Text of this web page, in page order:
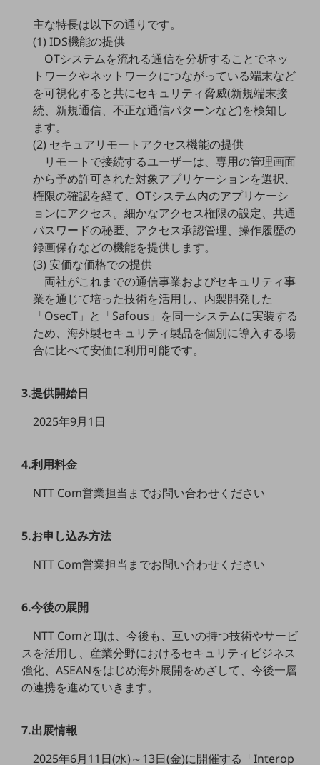
モビリティ
製造・建設業
キーワードで探す
モバイルTOP
法人向けスマホ・携帯に関する、
おすすめの機種、料金やサービスをご紹介
製品TOP
ビジネス向けスマートフォン
タフネススマートフォン
データ通信製品
ドコモケータイ
5G対応ホームルーター
通信モジュール製品
IOT完了済みメーカーブランド製品
料金TOP
データプラス
IoT向け回線料金
モバイルサービス
端末の一元管理
セキュリティ
運用保守・故障紛失サポート
回線・ネットワーク
主な特長は以下の通りです。
(1) IDS機能の提供
OTシステムを流れる通信を分析することでネッ
トワークやネットワークにつながっている端末など
を可視化すると共にセキュリティ脅威(新規端末接
続、新規通信、不正な通信パターンなど)を検知し
ます。
(2) セキュアリモートアクセス機能の提供
リモートで接続するユーザーは、専用の管理画面
から予め許可された対象アプリケーションを選択、
権限の確認を経て、OTシステム内のアプリケーシ
ョンにアクセス。細かなアクセス権限の設定、共通
パスワードの秘匿、アクセス承認管理、操作履歴の
録画保存などの機能を提供します。
(3) 安価な価格での提供
両社がこれまでの通信事業およびセキュリティ事
業を通じて培った技術を活用し、内製開発した
「OsecT」と「Safous」を同一システムに実装する
ため、海外製セキュリティ製品を個別に導入する場
合に比べて安価に利用可能です。
3.提供開始日
2025年9月1日
4.利用料金
NTT Com営業担当までお問い合わせください
5.お申し込み方法
NTT Com営業担当までお問い合わせください
6.今後の展開
NTT ComとIIJは、今後も、互いの持つ技術やサービ
スを活用し、産業分野におけるセキュリティビジネス
強化、ASEANをはじめ海外展開をめざして、今後一層
の連携を進めていきます。
7.出展情報
2025年6月11日(水)～13日(金)に開催する「Interop